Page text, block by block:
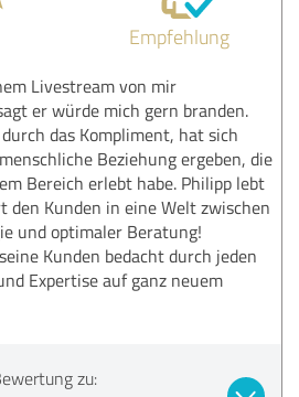
Empfehlung
Livestream von mir
er würde mich gern branden.
das Kompliment, hat sich
Beziehung ergeben, die
Bereich erlebt habe. Philipp lebt
den Kunden in eine Welt zwischen
und optimaler Beratung!
Kunden bedacht durch jeden
Expertise auf ganz neuem
zu: